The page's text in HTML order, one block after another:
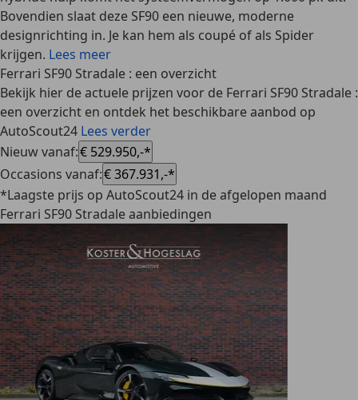
Bovendien slaat deze SF90 een nieuwe, moderne
designrichting in. Je kan hem als coupé of als Spider
krijgen. Lees meer
Ferrari SF90 Stradale : een overzicht
Bekijk hier de actuele prijzen voor de Ferrari SF90 Stradale :
een overzicht en ontdek het beschikbare aanbod op
AutoScout24 Lees verder
Nieuw vanaf:€ 529.950,-*
Occasions vanaf:€ 367.931,-*
*Laagste prijs op AutoScout24 in de afgelopen maand
Ferrari SF90 Stradale aanbiedingen